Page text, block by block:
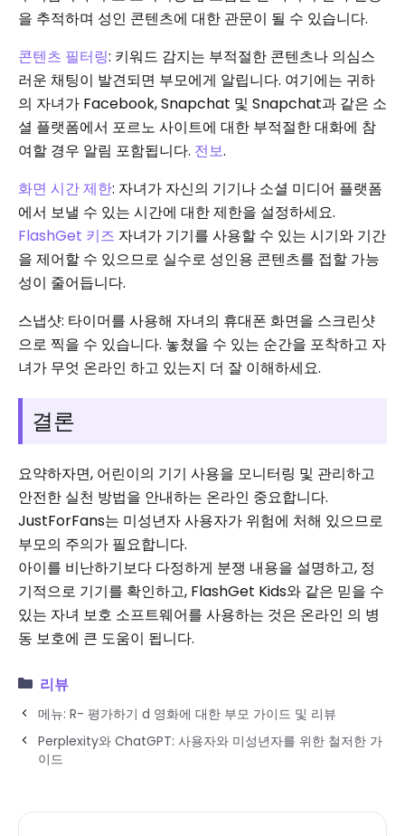
을 추적하며 성인 콘텐츠에 대한 관문이 될 수 있습니다.
콘텐츠 필터링: 키워드 감지는 부적절한 콘텐츠나 의심스
러운 채팅이 발견되면 부모에게 알립니다. 여기에는 귀하
의 자녀가 Facebook, Snapchat 및 Snapchat과 같은 소
셜 플랫폼에서 포르노 사이트에 대한 부적절한 대화에 참
여할 경우 알림 포함됩니다. 전보.
화면 시간 제한: 자녀가 자신의 기기나 소셜 미디어 플랫폼
에서 보낼 수 있는 시간에 대한 제한을 설정하세요.
FlashGet 키즈 자녀가 기기를 사용할 수 있는 시기와 기간
을 제어할 수 있으므로 실수로 성인용 콘텐츠를 접할 가능
성이 줄어듭니다.
스냅샷: 타이머를 사용해 자녀의 휴대폰 화면을 스크린샷
으로 찍을 수 있습니다. 놓쳤을 수 있는 순간을 포착하고 자
녀가 무엇 온라인 하고 있는지 더 잘 이해하세요.
결론
요약하자면, 어린이의 기기 사용을 모니터링 및 관리하고
안전한 실천 방법을 안내하는 온라인 중요합니다.
JustForFans는 미성년자 사용자가 위험에 처해 있으므로
부모의 주의가 필요합니다.
아이를 비난하기보다 다정하게 분쟁 내용을 설명하고, 정
기적으로 기기를 확인하고, FlashGet Kids와 같은 믿을 수
있는 자녀 보호 소프트웨어를 사용하는 것은 온라인 의 병
동 보호에 큰 도움이 됩니다.
리뷰
메뉴: R- 평가하기 d 영화에 대한 부모 가이드 및 리뷰
Perplexity와 ChatGPT: 사용자와 미성년자를 위한 철저한 가
이드